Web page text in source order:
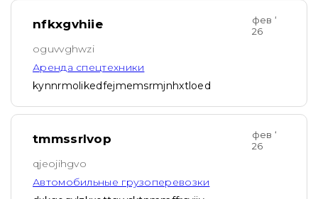
nfkxgvhiie
фев ‘
26
oguvvghwzi
Аренда спецтехники
kynnrmolikedfejmemsrmjnhxtloed
tmmssrlvop
фев ‘
26
qjeojihgvo
Автомобильные грузоперевозки